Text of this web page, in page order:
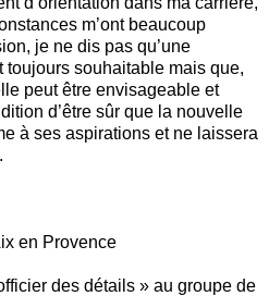
m’ont beaucoup
je ne dis pas qu’une
toujours souhaitable mais que,
peut être envisageable et
d’être sûr que la nouvelle
à ses aspirations et ne laissera
en Provence
des détails » au groupe de